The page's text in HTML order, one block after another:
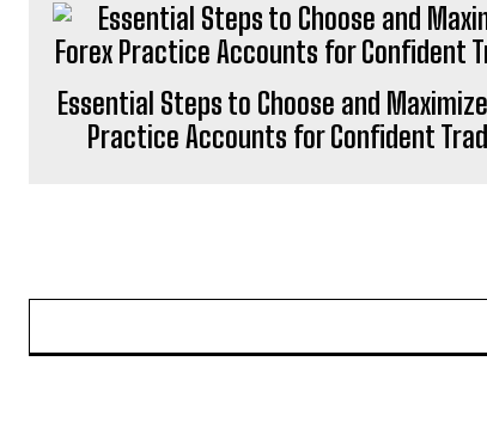
Essential Steps to Choose and
Practice Accounts for Confident